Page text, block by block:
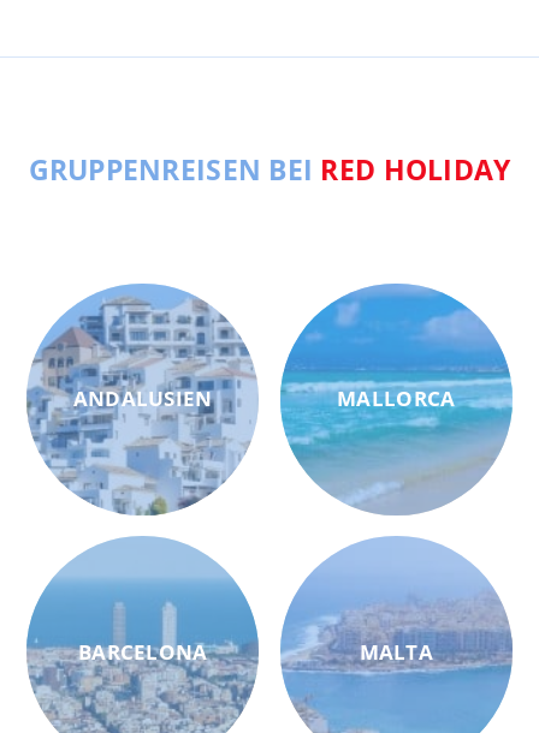
GRUPPENREISEN BEI RED HOLIDAY
ANDALUSIEN
BARCELONA
MALLORCA
MALTA